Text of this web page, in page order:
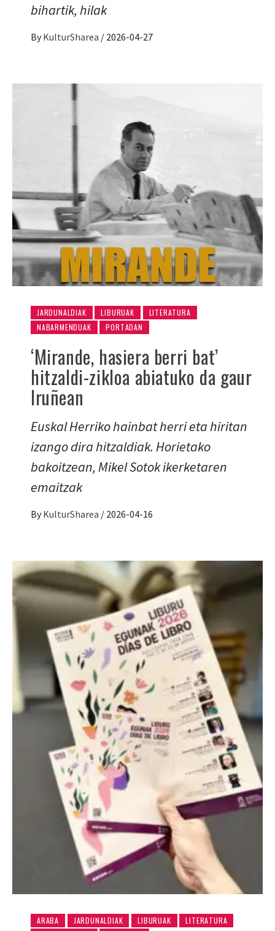
bihartik, hilak
By KulturSharea / 2026-04-27
JARDUNALDIAK LIBURUAK
LITERATURA
NABARMENDUAK
PORTADAN
‘Mirande, hasiera berri bat’
hitzaldi-zikloa abiatuko da gaur
Iruñean
Euskal Herriko hainbat herri eta hiritan
izango dira hitzaldiak. Horietako
bakoitzean, Mikel Sotok ikerketaren
emaitzak
By KulturSharea / 2026-04-16
ARABA JARDUNALDIAK LIBURUAK
LITERATURA